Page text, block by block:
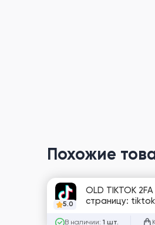
Похожие
5.0
OLD TIKTOK
страницу:
В наличии: 1 шт.